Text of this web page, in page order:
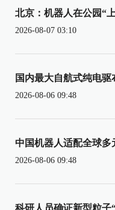
北京：机器人在公园“
2026-08-07 03:10
国内最大自航式纯电
2026-08-06 09:48
中国机器人适配全球多
2026-08-06 09:48